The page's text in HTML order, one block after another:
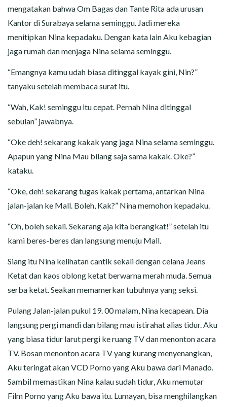
mengatakan bahwa Om Bagas dan Tante Rita ada urusan
Kantor di Surabaya selama seminggu. Jadi mereka
menitipkan Nina kepadaku. Dengan kata lain Aku kebagian
jaga rumah dan menjaga Nina selama seminggu.
“Emangnya kamu udah biasa ditinggal kayak gini, Nin?”
tanyaku setelah membaca surat itu.
“Wah, Kak! seminggu itu cepat. Pernah Nina ditinggal
sebulan” jawabnya.
“Oke deh! sekarang kakak yang jaga Nina selama seminggu.
Apapun yang Nina Mau bilang saja sama kakak. Oke?”
kataku.
“Oke, deh! sekarang tugas kakak pertama, antarkan Nina
jalan-jalan ke Mall. Boleh, Kak?” Nina memohon kepadaku.
“Oh, boleh sekali. Sekarang aja kita berangkat!” setelah itu
kami beres-beres dan langsung menuju Mall.
Siang itu Nina kelihatan cantik sekali dengan celana Jeans
Ketat dan kaos oblong ketat berwarna merah muda. Semua
serba ketat. Seakan memamerkan tubuhnya yang seksi.
Pulang Jalan-jalan pukul 19. 00 malam, Nina kecapean. Dia
langsung pergi mandi dan bilang mau istirahat alias tidur. Aku
yang biasa tidur larut pergi ke ruang TV dan menonton acara
TV. Bosan menonton acara TV yang kurang menyenangkan,
Aku teringat akan VCD Porno yang Aku bawa dari Manado.
Sambil memastikan Nina kalau sudah tidur, Aku memutar
Film Porno yang Aku bawa itu. Lumayan, bisa menghilangkan